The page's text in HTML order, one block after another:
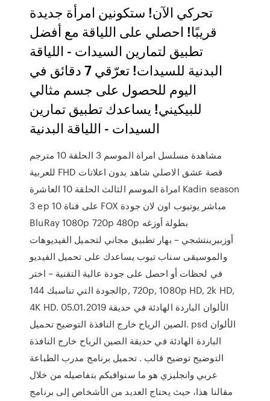
تحركي الآن! ستكونين امرأة جديدة
قريبًا! احصلي على اللياقة مع أفضل
تطبيق لتمارين السيدات - اللياقة
البدنية للسيدات! تعرّقي 7 دقائق في
اليوم للحصول على جسم مثالي
للبيكيني! يساعدك تطبيق تمارين
السيدات - اللياقة البدنية
مشاهدة مسلسل امراة الموسم 3 الحلقة 10 مترجم
للعربية FHD قصة عشق الاصلي شاهد بدون اعلانات
امراة الموسم الثالث الحلقة 10 العاشرة Kadin season
3 ep 10 على قناة FOX مباشر يوتيوب اون لان جودة
BluRay 1080p 720p 480p بطولة أوزغه
أوزبيرينتشجي – بهار تطبيق مجاني لتحميل الفيديوهات
والموسيقى سناب تيوب يساعدك على تحميل الفيديو
في لحظات أو احصل على جودة عالية التقنية – اختر
الجودة التي تناسبك 144p, 720p, 1080p HD, 2k HD,
4K HD. 05.01.2019 الألوان الباردة الهادئة في حديقة
الصين الرياح خارج النافذة التوضيح تحميل. psd الألوان
الباردة الهادئة في حديقة الصين الرياح خارج النافذة
التوضيح توضيح قالب . تحميل برنامج مدرب الطباعة
عربي وانجليزي هو ما سنوافيكم بتفاصيله من خلال
مقالنا هذا، حيث يحتاج العديد من الأشخاص إلى برنامج